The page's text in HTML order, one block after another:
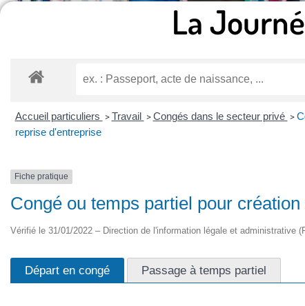
La
Accueil particuliers > Travail > Congés dans le secteur privé >
reprise d'entreprise
Fiche pratique
Congé ou temps partiel pour
Vérifié le 31/01/2022 – Direction de l'information légale et administrative
Départ en congé Passage à temps partiel